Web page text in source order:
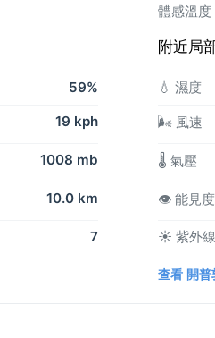
59%
19 kph
1008 mb
10.0 km
7
體感溫度
附近局
💧 濕度
🌬️ 風速
🌡️ 氣壓
👁️ 能見度
☀️ 紫外
查看 開